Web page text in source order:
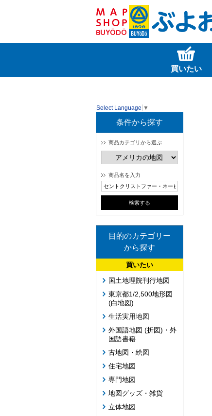
買いたい
Select Language ▼
条件から探す
商品カテゴリから選ぶ
商品名を入力
目的のカテゴリー
から探す
買いたい
国土地理院刊行地図
東京都1/2,500地形図
(白地図)
生活実用地図
外国語地図 (折図)・外
国語書籍
古地図・絵図
住宅地図
専門地図
地図グッズ・雑貨
立体地図